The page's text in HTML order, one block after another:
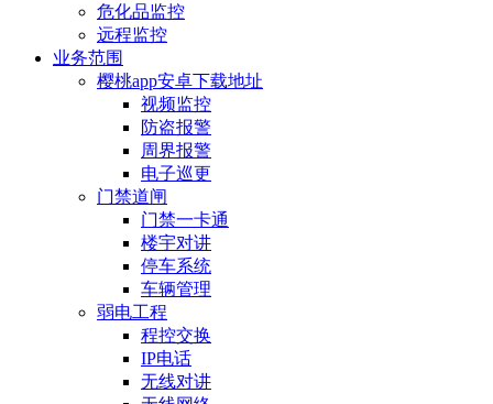
危化品监控
远程监控
业务范围
樱桃app安卓下载地址
视频监控
防盗报警
周界报警
电子巡更
门禁道闸
门禁一卡通
楼宇对讲
停车系统
车辆管理
弱电工程
程控交换
IP电话
无线对讲